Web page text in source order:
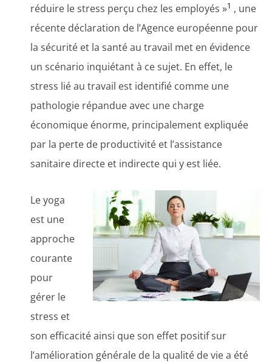
réduire le stress perçu chez les employés »1 , une
récente déclaration de l’Agence européenne pour
la sécurité et la santé au travail met en évidence
un scénario inquiétant à ce sujet. En effet, le
stress lié au travail est identifié comme une
pathologie répandue avec une charge
économique énorme, principalement expliquée
par la perte de productivité et l’assistance
sanitaire directe et indirecte qui y est liée.
Le yoga
est une
approche
courante
pour
gérer le
stress et
son efficacité ainsi que son effet positif sur
l’amélioration générale de la qualité de vie a été